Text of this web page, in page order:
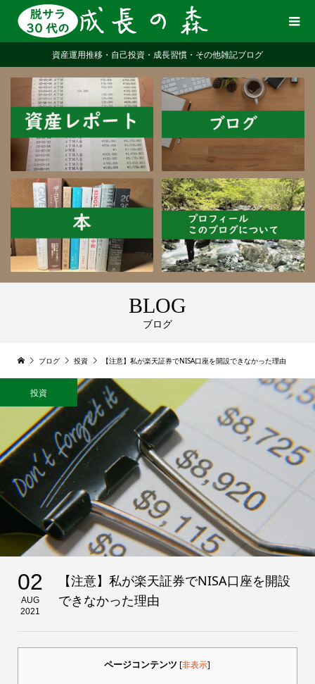
資産運用推移・自己投資・成長習慣・その他雑記ブログ
BLOG
ブログ
ブログ 投資 【注意】私が楽天証券でNISA口座を開設できなかった理由
投資
02
AUG
2021
【注意】私が楽天証券でNISA口座を開設
できなかった理由
ページコンテンツ [非表示]